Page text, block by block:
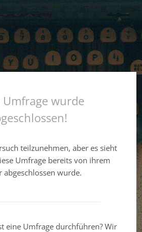
Umfrage wurde
teilzunehmen, aber es sieht
Umfrage bereits von ihrem
abgeschlossen wurde.
eine Umfrage durchführen? Wir